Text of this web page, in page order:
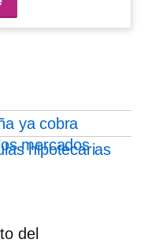
ya cobra
mercados
hipotecarias
del